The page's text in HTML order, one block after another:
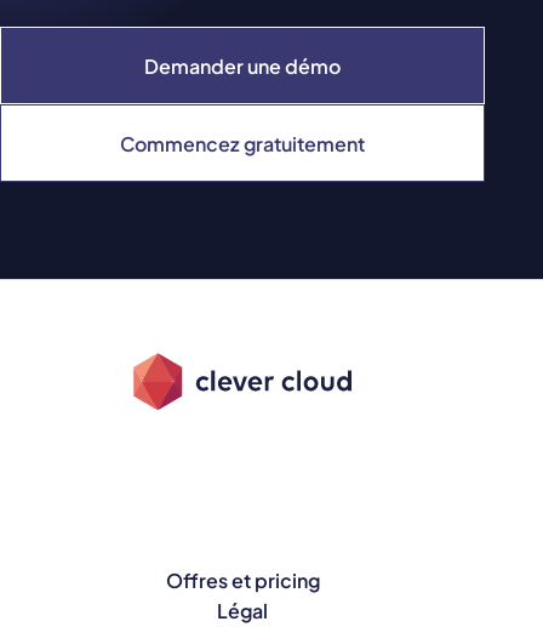
Demander une démo
Commencez gratuitement
Offres et pricing
Légal